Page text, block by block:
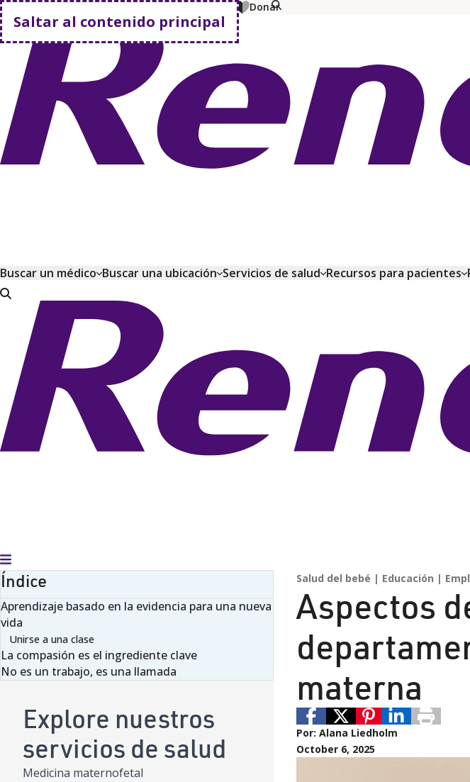
Saltar al contenido principal
MyChart Pagar factura Comprar planes Donar
Volver a casa
Buscar un médico Buscar una ubicación Servicios de salud Recursos para pacientes
Alternar menú
Índice
Aprendizaje basado en la evidencia para una nueva
vida
Unirse a una clase
La compasión es el ingrediente clave
No es un trabajo, es una llamada
Explore nuestros
servicios de salud
Medicina maternofetal
Salud del bebé Educación
Aspectos
materna
Por: Alana Liedholm
October 6, 2025